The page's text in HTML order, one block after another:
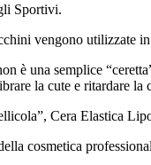
Sportivi.
vengono utilizzate
è una semplice
la cute e ritardare
Cera Elastica
cosmetica